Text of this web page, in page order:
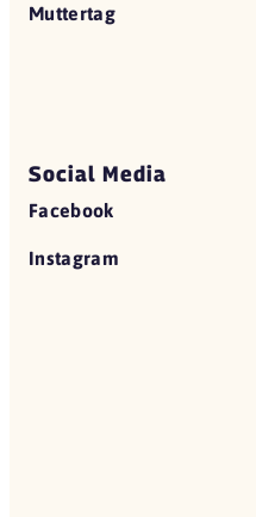
Muttertag
Social Media
Facebook
Instagram